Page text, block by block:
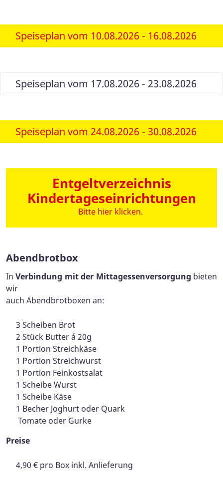
Speiseplan vom 10.08.2026 - 16.08.2026
Speiseplan vom 17.08.2026 - 23.08.2026
Speiseplan vom 24.08.2026 - 30.08.2026
Entgeltverzeichnis
Kindertageseinrichtungen
Bitte hier klicken.
Abendbrotbox
InVerbindung mit der Mittagessenversorgung bieten
wir
auch Abendbrotboxen an:
3 Scheiben Brot
2 Stück Butter á 20g
1 Portion Streichkäse
1 Portion Streichwurst
1 Portion Feinkostsalat
1 Scheibe Wurst
1 Scheibe Käse
1 Becher Joghurt oder Quark
Tomate oder Gurke
Preise
4,90 € pro Box inkl. Anlieferung